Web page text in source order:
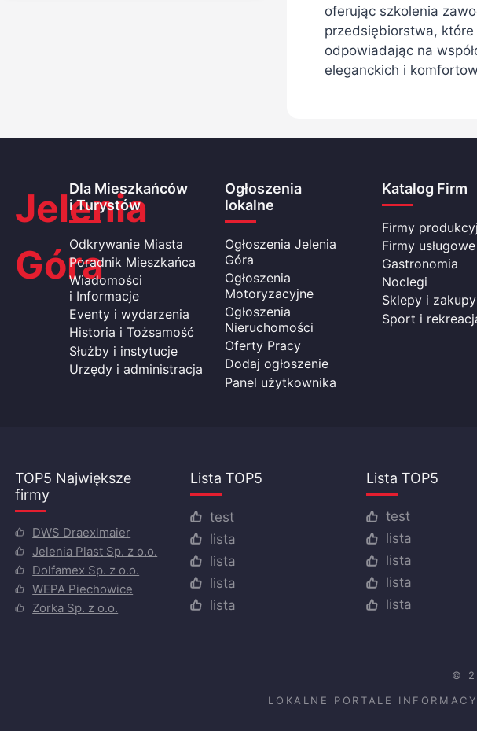
oferując szkolenia
przedsiębiorstwa,
odpowiadając na
eleganckich i
Jelenia
Góra
Dla Mieszkańców
i Turystów
Odkrywanie Miasta
Poradnik Mieszkańca
Wiadomości
i Informacje
Eventy i wydarzenia
Historia i Tożsamość
Służby i instytucje
Urzędy i administracja
Ogłoszenia
lokalne
Ogłoszenia Jelenia
Góra
Ogłoszenia
Motoryzacyjne
Ogłoszenia
Nieruchomości
Oferty Pracy
Dodaj ogłoszenie
Panel użytkownika
Katalog Firm
Firmy
Firmy usługowe
Gastronomia
Noclegi
Sklepy i zakupy
Sport i
TOP5 Największe
firmy
DWS Draexlmaier
Jelenia Plast Sp. z o.o.
Dolfamex Sp. z o.o.
WEPA Piechowice
Zorka Sp. z o.o.
Lista TOP5
test
lista
lista
lista
lista
Lista TOP5
test
lista
lista
lista
lista
©
LOKALNE PORTALE